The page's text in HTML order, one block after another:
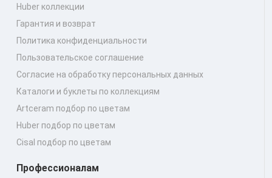
Huber коллекции
Гарантия и возврат
Политика конфиденциальности
Пользовательское соглашение
Согласие на обработку персональных данных
Каталоги и буклеты по коллекциям
Artceram подбор по цветам
Huber подбор по цветам
Cisal подбор по цветам
Профессионалам